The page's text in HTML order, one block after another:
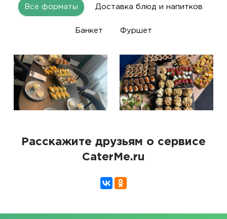
Все форматы Доставка блюд и напитков
Банкет Фуршет
Расскажите друзьям о сервисе
CaterMe.ru